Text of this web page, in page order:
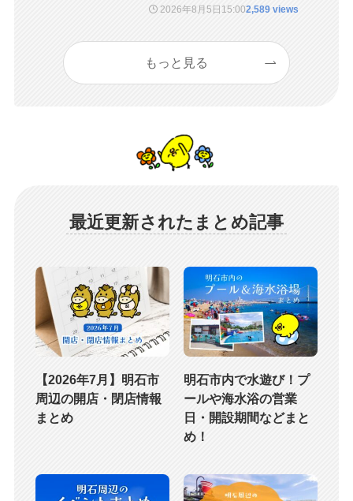
2026年8月5日 15:002,589 views
もっと見る
最近更新されたまとめ記事
【2026年7月】明石市
周辺の開店・閉店情報
まとめ
明石市内で水遊び！プ
ールや海水浴の営業
日・開設期間などまと
め！